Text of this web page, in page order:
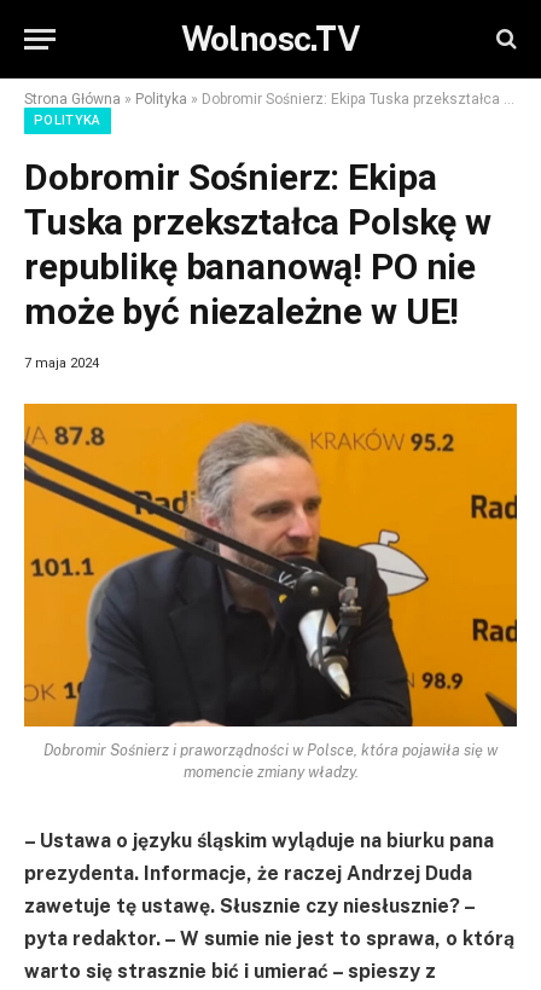
Wolnosc.TV
Strona Główna » Polityka » Dobromir Sośnierz: Ekipa Tuska przekształca Polskę w republikę bananową! PO nie może być niezależne w UE!
POLITYKA
Dobromir Sośnierz: Ekipa
Tuska przekształca Polskę w
republikę bananową! PO nie
może być niezależne w UE!
7 maja 2024
Dobromir Sośnierz i praworządności w Polsce, która pojawiła się w
momencie zmiany władzy.
– Ustawa o języku śląskim wyląduje na biurku pana
prezydenta. Informacje, że raczej Andrzej Duda
zawetuje tę ustawę. Słusznie czy niesłusznie? –
pyta redaktor. – W sumie nie jest to sprawa, o którą
warto się strasznie bić i umierać – spieszy z